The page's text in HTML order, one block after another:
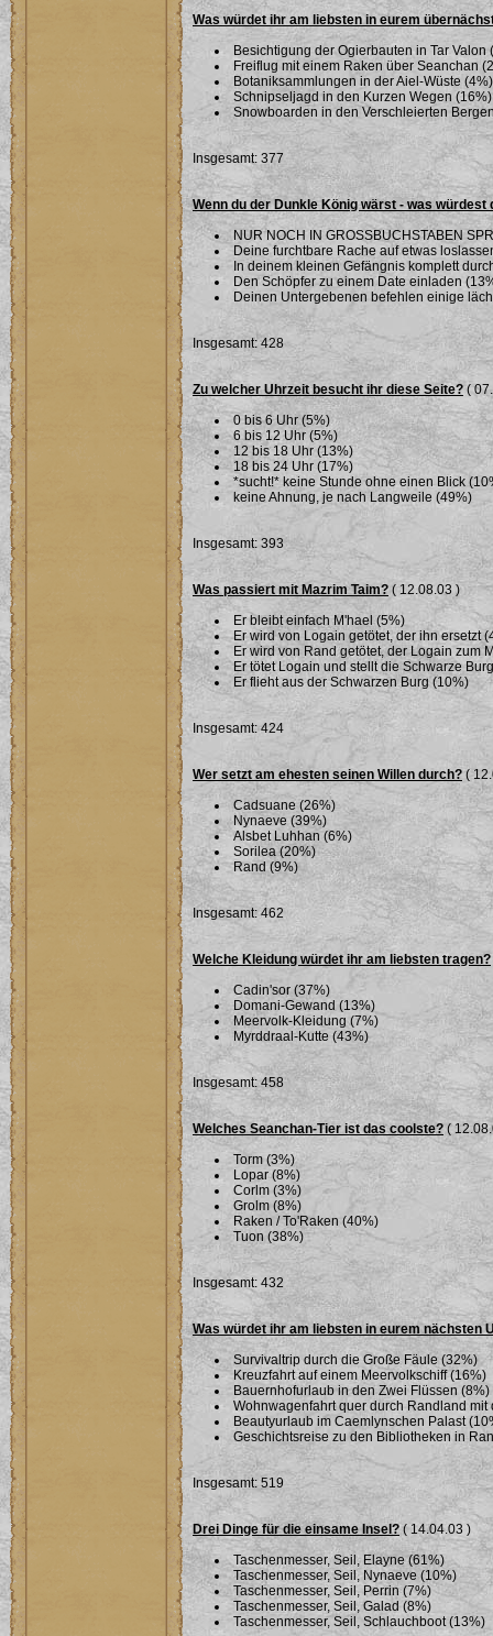
Was würdet ihr am liebsten in eurem
Besichtigung der Ogierbauten in Tar Valon
Freiflug mit einem Raken über Seanchan
Botaniksammlungen in der Aiel-Wüste (4%)
Schnipseljagd in den Kurzen Wegen (16%)
Snowboarden in den Verschleierten
Insgesamt: 377
Wenn du der Dunkle König wärst - was würdest
NUR NOCH IN GROSSBUCHSTABEN
Deine furchtbare Rache auf etwas
In deinem kleinen Gefängnis komplett
Den Schöpfer zu einem Date einladen
Deinen Untergebenen befehlen einige
Insgesamt: 428
Zu welcher Uhrzeit besucht ihr diese Seite? (
0 bis 6 Uhr (5%)
6 bis 12 Uhr (5%)
12 bis 18 Uhr (13%)
18 bis 24 Uhr (17%)
*sucht!* keine Stunde ohne einen Blick
keine Ahnung, je nach Langweile (49%)
Insgesamt: 393
Was passiert mit Mazrim Taim? ( 12.08.03 )
Er bleibt einfach M'hael (5%)
Er wird von Logain getötet, der ihn ersetzt
Er wird von Rand getötet, der Logain zum
Er tötet Logain und stellt die Schwarze
Er flieht aus der Schwarzen Burg (10%)
Insgesamt: 424
Wer setzt am ehesten seinen Willen durch?(
Cadsuane (26%)
Nynaeve (39%)
Alsbet Luhhan (6%)
Sorilea (20%)
Rand (9%)
Insgesamt: 462
Welche Kleidung würdet ihr am liebsten tragen?
Cadin'sor (37%)
Domani-Gewand (13%)
Meervolk-Kleidung (7%)
Myrddraal-Kutte (43%)
Insgesamt: 458
Welches Seanchan-Tier ist das coolste? (
Torm (3%)
Lopar (8%)
Corlm (3%)
Grolm (8%)
Raken / To'Raken (40%)
Tuon (38%)
Insgesamt: 432
Was würdet ihr am liebsten in eurem nächsten
Survivaltrip durch die Große Fäule (32%)
Kreuzfahrt auf einem Meervolkschiff (16%)
Bauernhofurlaub in den Zwei Flüssen (8%)
Wohnwagenfahrt quer durch Randland mit
Beautyurlaub im Caemlynschen Palast
Geschichtsreise zu den Bibliotheken in
Insgesamt: 519
Drei Dinge für die einsame Insel?( 14.04.03 )
Taschenmesser, Seil, Elayne (61%)
Taschenmesser, Seil, Nynaeve (10%)
Taschenmesser, Seil, Perrin (7%)
Taschenmesser, Seil, Galad (8%)
Taschenmesser, Seil, Schlauchboot (13%)